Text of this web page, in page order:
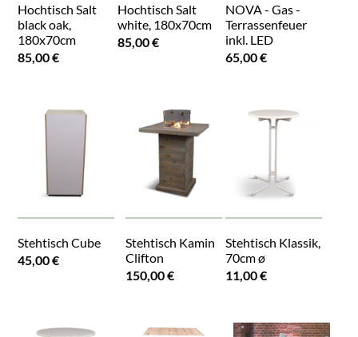
Hochtisch Salt
black oak,
180x70cm
85,00 €
Hochtisch Salt
white, 180x70cm
85,00 €
NOVA - Gas -
Terrassenfeuer
inkl. LED
65,00 €
Stehtisch Cube
45,00 €
Stehtisch Kamin
Clifton
150,00 €
Stehtisch Klassik,
70cm ø
11,00 €